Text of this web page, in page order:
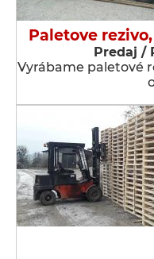
Paletove
Predaj /
Vyrábame paletové